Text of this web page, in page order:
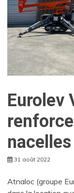
Eurolev
31 août 2022
Atnaloc (groupe